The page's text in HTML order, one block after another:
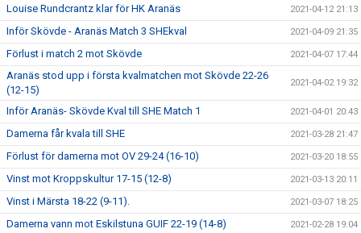
Louise Rundcrantz klar för HK Aranäs 2021-04-12 21:13
Inför Skövde - Aranäs Match 3 SHEkval 2021-04-09 21:35
Förlust i match 2 mot Skövde 2021-04-07 17:44
Aranäs stod upp i första kvalmatchen mot Skövde 22-26
(12-15)
2021-04-02 19:32
Inför Aranäs- Skövde Kval till SHE Match 1 2021-04-01 20:43
Damerna får kvala till SHE 2021-03-28 21:47
Förlust för damerna mot OV 29-24 (16-10) 2021-03-20 18:55
Vinst mot Kroppskultur 17-15 (12-8) 2021-03-13 20:11
Vinst i Märsta 18-22 (9-11). 2021-03-07 18:25
Damerna vann mot Eskilstuna GUIF 22-19 (14-8) 2021-02-28 19:04